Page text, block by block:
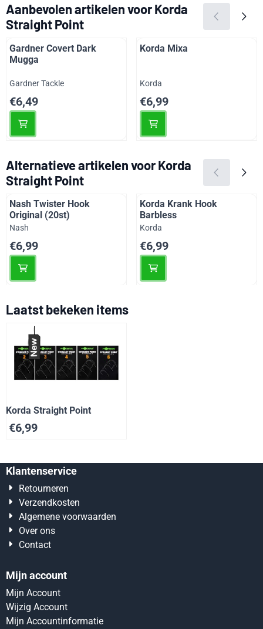
Aanbevolen artikelen voorKorda
Straight Point
Gardner Covert Dark
Mugga
Merk:
Gardner Tackle
Prijs: 6,49
€6,49
Korda Mixa
Merk:
Korda
Prijs: 6,99
€6,99
Alternatieve artikelen voorKorda
Straight Point
Nash Twister Hook
Original (20st)
Merk:
Nash
Prijs: 6,99
€6,99
Korda Krank Hook
Barbless
Merk:
Korda
Prijs: 6,99
€6,99
Laatst bekeken items
Korda Straight Point
€6,99
Klantenservice
Retourneren
Verzendkosten
Algemene voorwaarden
Over ons
Contact
Mijn account
Mijn Account
Wijzig Account
Mijn Accountinformatie